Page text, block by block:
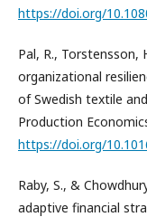
https://doi.org/
Pal, R.,
organizational
of Swedish textile
Production
https://doi.org/
Raby, S., &
adaptive financial